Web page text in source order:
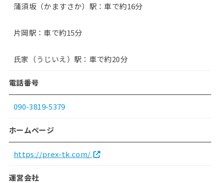
蒲須坂（かますさか）駅：車で約16分
片岡駅：車で約15分
氏家（うじいえ）駅：車で約20分
電話番号
090-3819-5379
ホームページ
https://prex-tk.com/
運営会社